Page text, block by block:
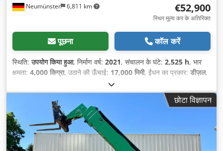
Neumünster 6,811 km €52,900
स्थिर मूल्य कर के अतिरिक्त
पूछना कॉल करें
स्थिति:उपयोग किया हुआ, निर्माण वर्ष: 2021, संचालन के घंटे: 2,525 h, भार
क्षमता: 4,000 किग्रा, उठाने की ऊँचाई: 17,000 मिमी, ईंधन का प्रकार: डीज़ल,
कैबिन, सिर रक्षक
छोटा विज्ञापन